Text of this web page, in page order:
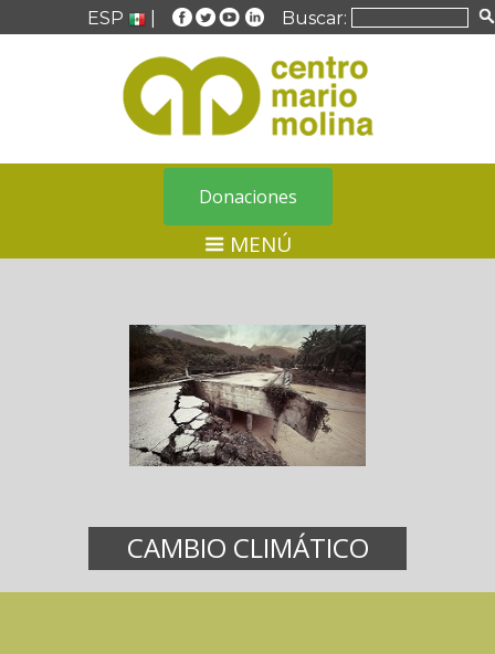
ESP Buscar:
Donaciones
MENÚ
CAMBIO CLIMÁTICO